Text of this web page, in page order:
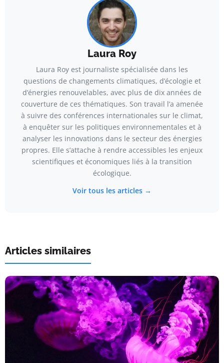
Laura Roy
Laura Roy est journaliste spécialisée dans les
questions de changements climatiques, d’écologie et
d’énergies renouvelables, avec plus de dix années de
couverture de ces thématiques. Son travail l’a amenée
à suivre des conférences internationales sur le climat,
à enquêter sur les politiques environnementales et à
analyser les innovations dans le secteur des énergies
propres. Elle s’attache à rendre accessibles les enjeux
scientifiques et économiques liés à la transition
écologique.
Voir tous les articles →
Articles similaires